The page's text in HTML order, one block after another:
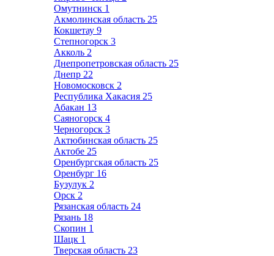
Омутнинск 1
Акмолинская область 25
Кокшетау 9
Степногорск 3
Акколь 2
Днепропетровская область 25
Днепр 22
Новомосковск 2
Республика Хакасия 25
Абакан 13
Саяногорск 4
Черногорск 3
Актюбинская область 25
Актобе 25
Оренбургская область 25
Оренбург 16
Бузулук 2
Орск 2
Рязанская область 24
Рязань 18
Скопин 1
Шацк 1
Тверская область 23